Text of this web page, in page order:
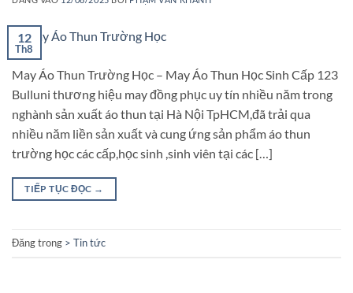
12
Th8
May Áo Thun Trường Học – May Áo Thun Học Sinh Cấp 123
Bulluni thương hiệu may đồng phục uy tín nhiều năm trong
nghành sản xuất áo thun tại Hà Nội TpHCM,đã trải qua
nhiều năm liền sản xuất và cung ứng sản phẩm áo thun
trường học các cấp,học sinh ,sinh viên tại các […]
TIẾP TỤC ĐỌC →
Đăng trong > Tin tức